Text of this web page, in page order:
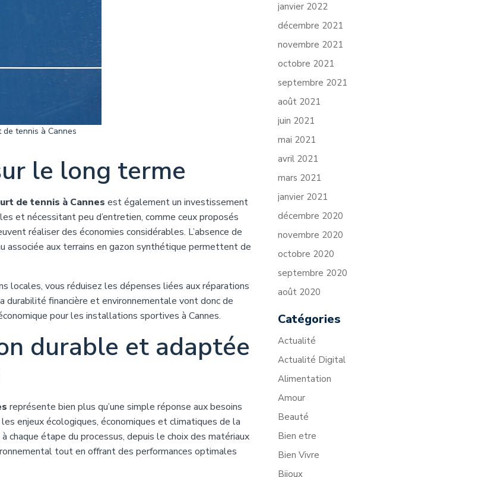
de tennis à Cannes
le long terme
de tennis à Cannes est également un investissement
et nécessitant peu d’entretien, comme ceux proposés
réaliser des économies considérables. L’absence de
associée aux terrains en gazon synthétique permettent de
locales, vous réduisez les dépenses liées aux réparations
durabilité financière et environnementale vont donc de
pour les installations sportives à Cannes.
durable et adaptée
représente bien plus qu’une simple réponse aux besoins
enjeux écologiques, économiques et climatiques de la
chaque étape du processus, depuis le choix des matériaux
tout en offrant des performances optimales
janvier 2022
décembre 2021
novembre 2021
octobre 2021
septembre 2021
août 2021
juin 2021
mai 2021
avril 2021
mars 2021
janvier 2021
décembre 2020
novembre 2020
octobre 2020
septembre 2020
août 2020
Catégories
Actualité
Actualité Digital
Alimentation
Amour
Beauté
Bien etre
Bien Vivre
Bijoux